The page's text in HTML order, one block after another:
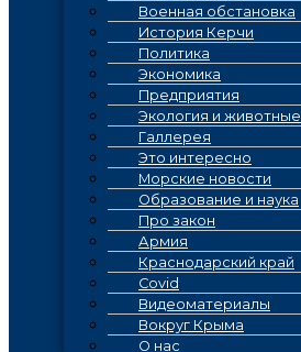
Военная обстановка
История Керчи
Политика
Экономика
Предприятия
Экология и животные
Галлерея
Это интересно
Морские новости
Образование и наука
Про закон
Армия
Краснодарский край
Covid
Видеоматериалы
Вокруг Крыма
О нас